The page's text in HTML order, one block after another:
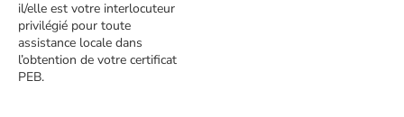
il/elle est votre interlocuteur
privilégié pour toute
assistance locale dans
l’obtention de votre certificat
PEB.